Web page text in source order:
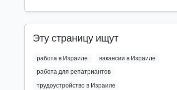
Эту страницу ищут
работа в Израиле
вакансии в Израиле
работа для репатриантов
трудоустройство в Израиле